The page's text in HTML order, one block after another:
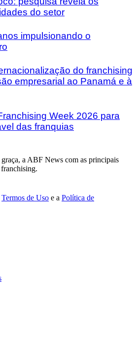
do setor
impulsionando o
do franchising
empresarial ao Panamá e à
Week 2026 para
das franquias
a ABF News com as principais
Termos de Uso e a Política de